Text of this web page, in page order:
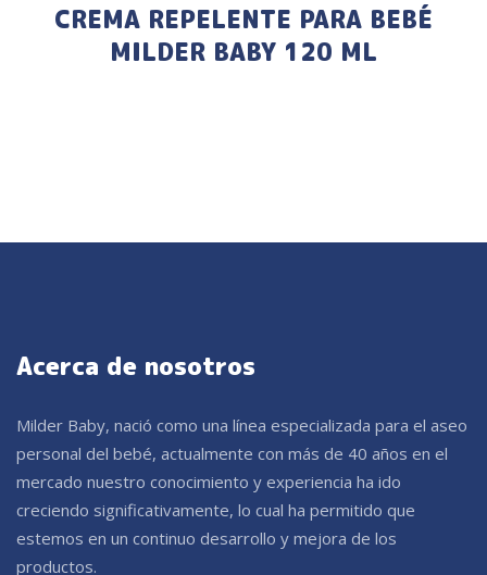
CREMA REPELENTE PARA BEBÉ
MILDER BABY 120 ML
Acerca de nosotros
Milder Baby, nació como una línea especializada para el aseo
personal del bebé, actualmente con más de 40 años en el
mercado nuestro conocimiento y experiencia ha ido
creciendo significativamente, lo cual ha permitido que
estemos en un continuo desarrollo y mejora de los
productos.